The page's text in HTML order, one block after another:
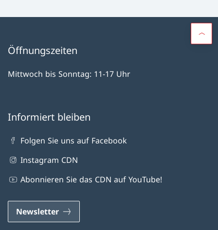
Öffnungszeiten
Mittwoch bis Sonntag: 11-17 Uhr
Informiert bleiben
Folgen Sie uns auf Facebook
Instagram CDN
Abonnieren Sie das CDN auf YouTube!
Newsletter